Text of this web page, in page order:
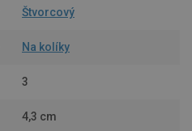
Štvorcový
Na kolíky
3
4,3 cm